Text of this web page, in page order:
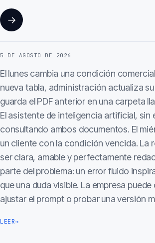
→
5 DE AGOSTO DE 2026
El lunes cambia una condición
nueva tabla, administración actualiza
guarda el PDF anterior en una carpeta
El asistente de inteligencia artificial, sin
consultando ambos documentos. El
un cliente con la condición vencida. La
ser clara, amable y perfectamente
parte del problema: un error fluido
que una duda visible. La empresa puede
ajustar el prompt o probar una versión
LEER→